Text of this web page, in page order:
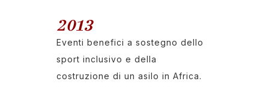
2013
Eventi benefici a sostegno dello
sport inclusivo e della
costruzione di un asilo in Africa.